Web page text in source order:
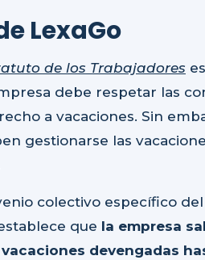
LexaGo
de los Trabajadores
debe respetar las
a vacaciones. Sin
gestionarse las
colectivo específico
que la empresa
devengadas